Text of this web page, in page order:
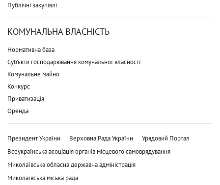
Публічні закупівлі
КОМУНАЛЬНА ВЛАСНІСТЬ
Нормативна база
Суб'єкти господарювання комунальної власності
Комунальне майно
Конкурс
Приватизація
Оренда
Президент України Верховна Рада України
Урядовий Портал
Всеукраїнська асоціація органів місцевого самоврядування
Миколаївська обласна державна адміністрація
Миколаївська міська рада